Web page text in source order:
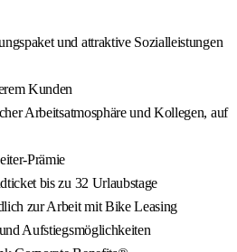
und attraktive Sozialleistungen
Kunden
Arbeitsatmosphäre und Kollegen, auf
Prämie
bis zu 32 Urlaubstage
zur Arbeit mit Bike Leasing
Aufstiegsmöglichkeiten